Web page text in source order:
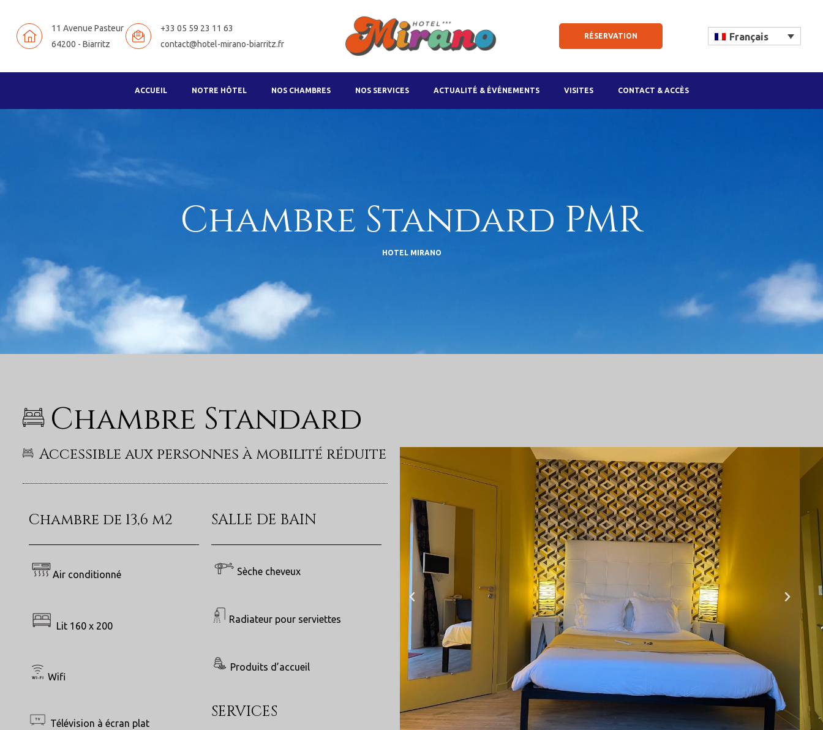
11 Avenue Pasteur
64200 - Biarritz
+33 05 59 23 11 63
contact@hotel-mirano-biarritz.fr
RÉSERVATION Français
ACCUEIL NOTRE HÔTEL NOS CHAMBRES NOS SERVICES ACTUALITÉ & ÉVÉNEMENTS VISITES CONTACT & ACCÈS
Chambre Standard PMR
HOTEL MIRANO
Chambre Standard
Accessible aux personnes à mobilité réduite
Chambre de 13,6 m2
Air conditionné
Lit 160 x 200
Wifi
Télévision à écran plat
SALLE DE BAIN
Sèche cheveux
Radiateur pour serviettes
Produits d’accueil
SERVICES